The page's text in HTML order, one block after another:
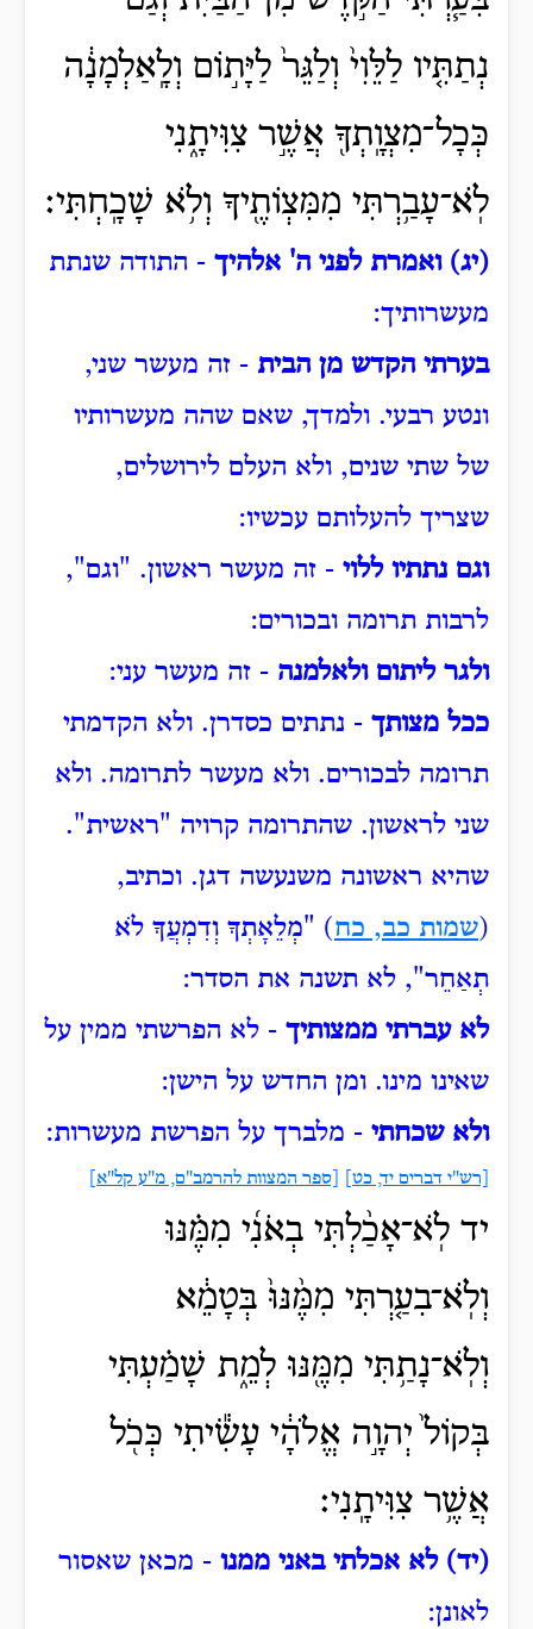
נְתַתִּ֤יו לַלֵּוִי֙ וְלַגֵּר֙ לַיָּת֣וֹם וְלָֽאַלְמָנָ֔ה
כְּכָל־מִצְוָֽתְךָ֖ אֲשֶׁ֣ר צִוִּיתָ֑נִי
לֹֽא־עָבַ֥רְתִּי מִמִּצְוֹתֶ֖יךָ וְלֹ֥א שָׁכָֽחְתִּי׃
(יג) ואמרת לפני ה' אלהיך - התודה שנתת
מעשרותיך:
בערתי הקדש מן הבית - זה מעשר שני,
ונטע רבעי. ולמדך, שאם שהה מעשרותיו
של שתי שנים, ולא העלם לירושלים,
שצריך להעלותם עכשיו:
וגם נתתיו ללוי - זה מעשר ראשון. "וגם",
לרבות תרומה ובכורים:
ולגר ליתום ולאלמנה - זה מעשר עני:
ככל מצותך - נתתים כסדרן. ולא הקדמתי
תרומה לבכורים. ולא מעשר לתרומה. ולא
שני לראשון. שהתרומה קרויה "ראשית".
שהיא ראשונה משנעשה דגן. וכתיב,
(שמות כב, כח) "מְלֵאָתְךָ וְדִמְעֲךָ לֹא
תְאַחֵר", לא תשנה את הסדר:
לא עברתי ממצותיך - לא הפרשתי ממין על
שאינו מינו. ומן החדש על הישן:
ולא שכחתי - מלברך על הפרשת מעשרות:
[רש"י דברים יד, כט] [ספר המצוות להרמב"ם, מ"ע קל"א]
יד לֹֽא־אָכַ֨לְתִּי בְאֹנִ֜י מִמֶּ֗נּוּ
וְלֹֽא־בִעַ֤רְתִּי מִמֶּ֨נּוּ֙ בְּטָמֵ֔א
וְלֹֽא־נָתַ֥תִּי מִמֶּ֖נּוּ לְמֵ֑ת שָׁמַ֗עְתִּי
בְּקוֹל֙ יְהוָ֣ה אֱלֹהָ֔י עָשִׂ֕יתִי כְּכֹ֖ל
אֲשֶׁ֥ר צִוִּיתָֽנִי׃
(יד) לא אכלתי באני ממנו - מכאן שאסור
לאונן: